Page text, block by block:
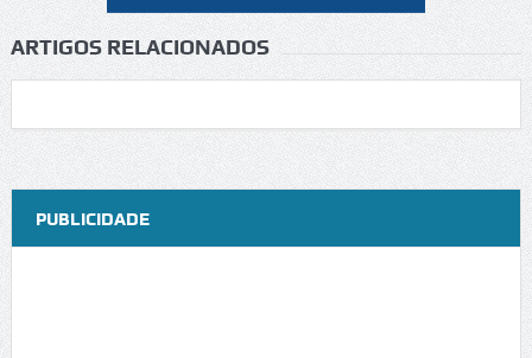
ARTIGOS RELACIONADOS
PUBLICIDADE